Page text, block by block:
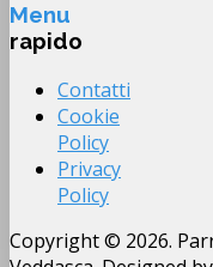
Menu
rapido
Contatti
Cookie
Policy
Privacy
Policy
Copyright © 2026.